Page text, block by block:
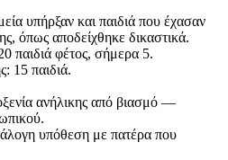
υπήρξαν και παιδιά που έχασαν
όπως αποδείχθηκε δικαστικά.
παιδιά φέτος, σήμερα 5.
15 παιδιά.
ανήλικης από βιασμό —
υπόθεση με πατέρα που